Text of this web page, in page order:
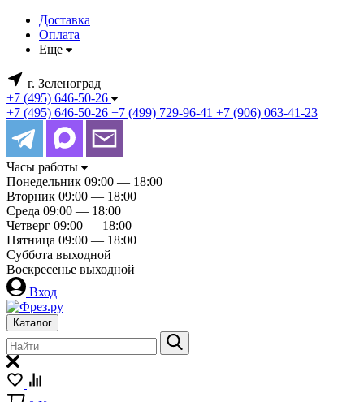
Доставка
Оплата
Еще
г. Зеленоград
+7 (495) 646-50-26
+7 (495) 646-50-26 +7 (499) 729-96-41 +7 (906) 063-41-23
Часы работы
Понедельник 09:00 — 18:00
Вторник 09:00 — 18:00
Среда 09:00 — 18:00
Четверг 09:00 — 18:00
Пятница 09:00 — 18:00
Суббота выходной
Воскресенье выходной
Вход
Каталог